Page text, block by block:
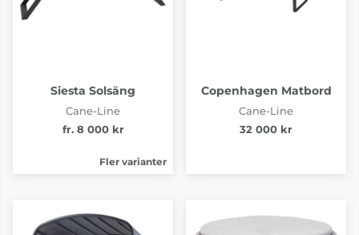
Siesta Solsäng
Cane-Line
fr. 8 000 kr
Fler varianter
Copenhagen Matbord
Cane-Line
32 000 kr